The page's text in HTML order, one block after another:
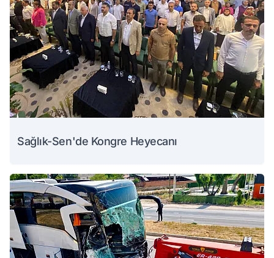
Sağlık-Sen'de Kongre Heyecanı